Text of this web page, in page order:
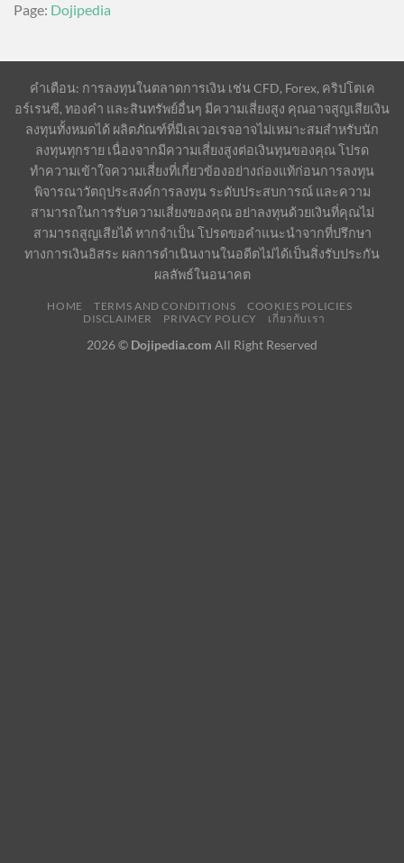
Page: Dojipedia
คำเตือน: การลงทุนในตลาดการเงิน เช่น CFD, Forex, คริปโตเค
อร์เรนซี, ทองคำ และสินทรัพย์อื่นๆ มีความเสี่ยงสูง คุณอาจสูญเสียเงิน
ลงทุนทั้งหมดได้ ผลิตภัณฑ์ที่มีเลเวอเรจอาจไม่เหมาะสมสำหรับนัก
ลงทุนทุกราย เนื่องจากมีความเสี่ยงสูงต่อเงินทุนของคุณ โปรด
ทำความเข้าใจความเสี่ยงที่เกี่ยวข้องอย่างถ่องแท้ก่อนการลงทุน
พิจารณาวัตถุประสงค์การลงทุน ระดับประสบการณ์ และความ
สามารถในการรับความเสี่ยงของคุณ อย่าลงทุนด้วยเงินที่คุณไม่
สามารถสูญเสียได้ หากจำเป็น โปรดขอคำแนะนำจากที่ปรึกษา
ทางการเงินอิสระ ผลการดำเนินงานในอดีตไม่ได้เป็นสิ่งรับประกัน
ผลลัพธ์ในอนาคต
HOME TERMS AND CONDITIONS
COOKIES POLICIES
DISCLAIMER
PRIVACY POLICY เกี่ยวกับเรา
2026 © Dojipedia.com All Right Reserved